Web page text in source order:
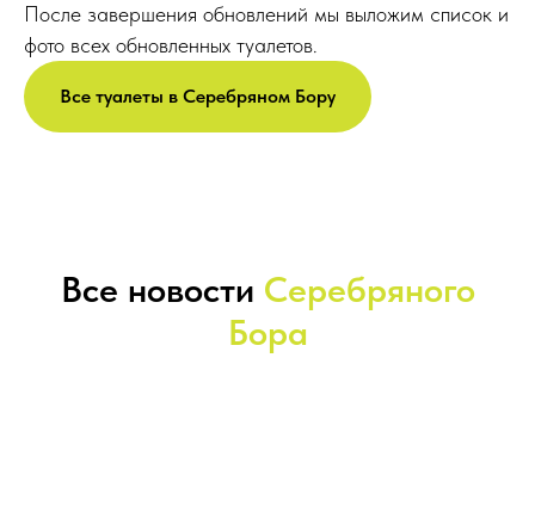
После завершения обновлений мы выложим список и
фото всех обновленных туалетов.
Все туалеты в Серебряном Бору
Все новости Серебряного
Бора